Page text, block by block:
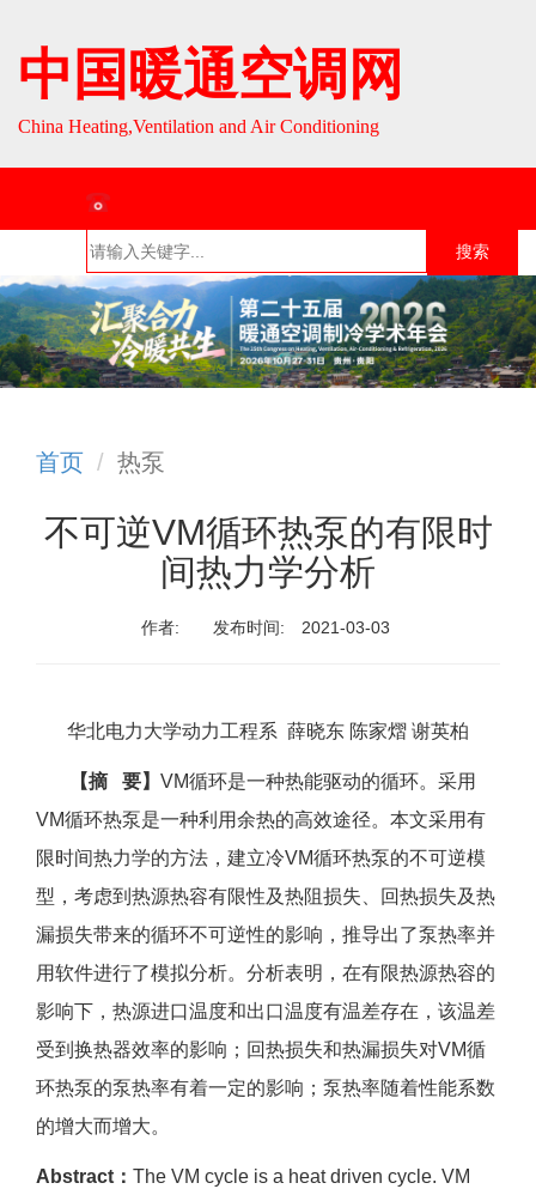
中国暖通空调网
China Heating,Ventilation and Air Conditioning
搜索
首页
组织介
绍
组织活
动
行业资
讯
English
首页 热泵
不可逆VM循环热泵的有限时
间热力学分析
作者: 发布时间: 2021-03-03
华北电力大学动力工程系 薛晓东 陈家熠 谢英柏
【摘 要】 VM循环是一种热能驱动的循环。采用
VM循环热泵是一种利用余热的高效途径。本文采用有
限时间热力学的方法，建立冷VM循环热泵的不可逆模
型，考虑到热源热容有限性及热阻损失、回热损失及热
漏损失带来的循环不可逆性的影响，推导出了泵热率并
用软件进行了模拟分析。分析表明，在有限热源热容的
影响下，热源进口温度和出口温度有温差存在，该温差
受到换热器效率的影响；回热损失和热漏损失对VM循
环热泵的泵热率有着一定的影响；泵热率随着性能系数
的增大而增大。
Abstract： The VM cycle is a heat driven cycle. VM